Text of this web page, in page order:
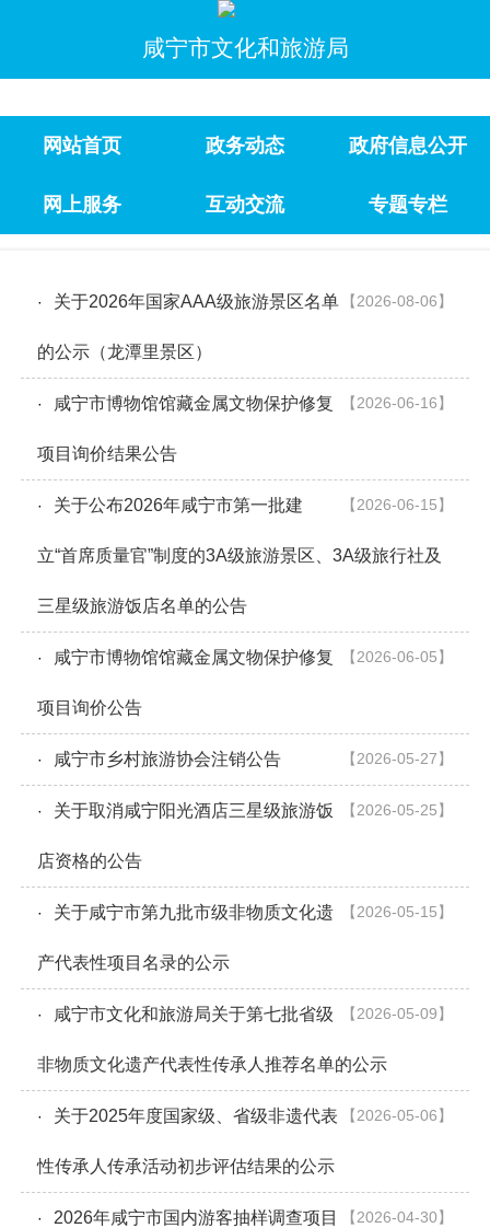
咸宁市文化和旅游局
网站首页 政务动态 政府信息公开
网上服务 互动交流 专题专栏
【2026-08-06】
· 关于2026年国家AAA级旅游景区名单
的公示（龙潭里景区）
【2026-06-16】
· 咸宁市博物馆馆藏金属文物保护修复
项目询价结果公告
【2026-06-15】
· 关于公布2026年咸宁市第一批建
立“首席质量官”制度的3A级旅游景区、3A级旅行社及
三星级旅游饭店名单的公告
【2026-06-05】
· 咸宁市博物馆馆藏金属文物保护修复
项目询价公告
【2026-05-27】
· 咸宁市乡村旅游协会注销公告
【2026-05-25】
· 关于取消咸宁阳光酒店三星级旅游饭
店资格的公告
【2026-05-15】
· 关于咸宁市第九批市级非物质文化遗
产代表性项目名录的公示
【2026-05-09】
· 咸宁市文化和旅游局关于第七批省级
非物质文化遗产代表性传承人推荐名单的公示
【2026-05-06】
· 关于2025年度国家级、省级非遗代表
性传承人传承活动初步评估结果的公示
【2026-04-30】
· 2026年咸宁市国内游客抽样调查项目